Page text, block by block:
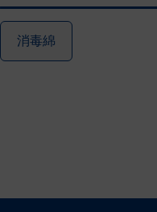
消毒綿